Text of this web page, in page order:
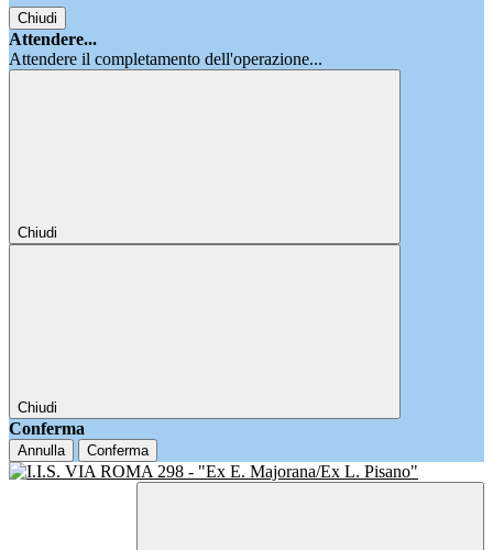
Chiudi
Attendere...
Attendere il completamento dell'operazione...
Chiudi
Chiudi
Conferma
Annulla Conferma